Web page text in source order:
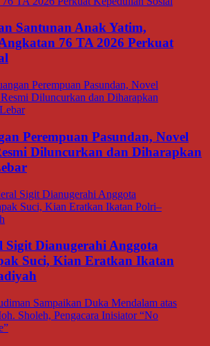
Santunan Anak Yatim,
76 TA 2026 Perkuat
Perempuan Pasundan, Novel
Diluncurkan dan Diharapkan
Sigit Dianugerahi Anggota
Suci, Kian Eratkan Ikatan